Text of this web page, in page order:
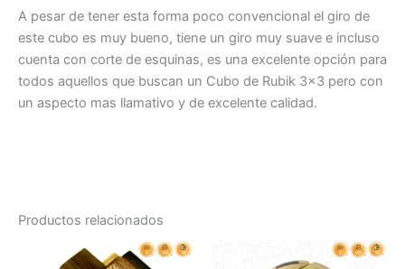
A pesar de tener esta forma poco convencional el giro de
este cubo es muy bueno, tiene un giro muy suave e incluso
cuenta con corte de esquinas, es una excelente opción para
todos aquellos que buscan un Cubo de Rubik 3×3 pero con
un aspecto mas llamativo y de excelente calidad.
Productos relacionados